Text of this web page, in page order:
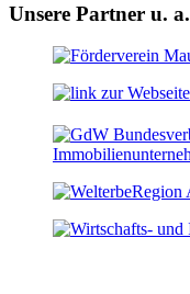
Unsere Partner u. a.